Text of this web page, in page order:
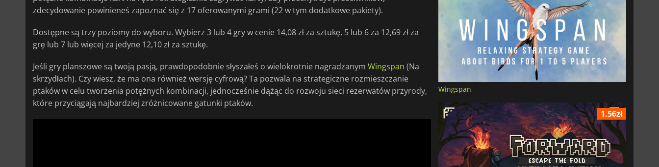
zdecydowanie powinieneś zapoznać się z 17 oferowanymi grami (22 w tym dodatkowe pakiety).
Dostępne są trzy poziomy do wyboru. Wybierz 3 lub 4 gry w cenie 14,08 zł za sztukę, 5 lub 6 za 12,69 zł za
grę lub 7 lub więcej za jedyne 12,10 zł za sztukę.
Jeśli gry planszowe są twoją pasją, prawdopodobnie słyszałeś o wielokrotnie nagradzanym Wingspan (Na
skrzydłach). Czy wiesz, że ma ona również wersję cyfrową? Ta pozwala na strategiczne rozmieszczanie
ptaków w celu tworzenia potężnych kombinacji, jednocześnie dążąc do rozwoju sieci rezerwatów przyrody,
które przyciągają najbardziej zróżnicowane gatunki ptaków.
Wingspan
1.56zł